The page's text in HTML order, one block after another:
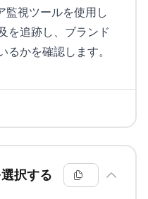
視ツールを使用し
を追跡し、ブランド
るかを確認します。
択する